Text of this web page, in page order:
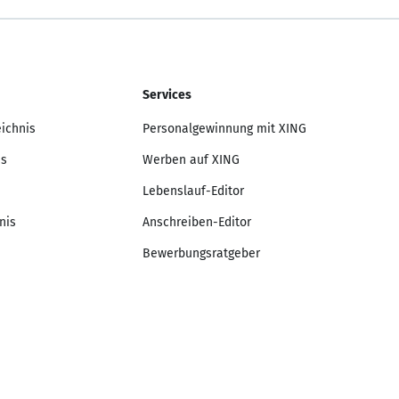
Services
Personalgewinnung mit XING
Werben auf XING
Lebenslauf-Editor
Anschreiben-Editor
Bewerbungsratgeber